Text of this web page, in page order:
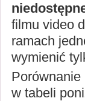
filmu video
ramach
wymienić
w tabeli